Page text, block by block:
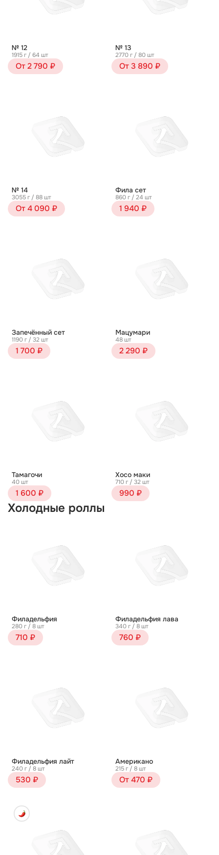
№ 12
1915 г / 64 шт
От 2 790 ₽
№ 13
2770 г / 80 шт
От 3 890 ₽
№ 14
3055 г / 88 шт
От 4 090 ₽
Фила сет
860 г / 24 шт
1 940 ₽
Запечённый сет
1190 г / 32 шт
1 700 ₽
Мацумари
48 шт
2 290 ₽
Тамагочи
40 шт
1 600 ₽
Хосо маки
710 г / 32 шт
990 ₽
Холодные роллы
Филадельфия
280 г / 8 шт
710 ₽
Филадельфия лава
340 г / 8 шт
760 ₽
Филадельфия лайт
240 г / 8 шт
530 ₽
Американо
215 г / 8 шт
От 470 ₽